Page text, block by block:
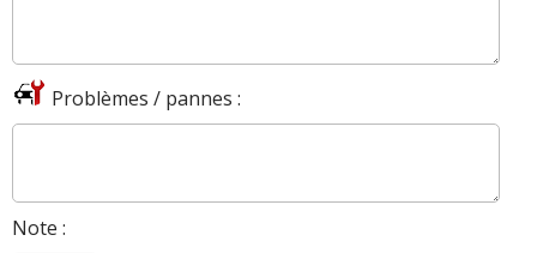
Problèmes / pannes :
Note :